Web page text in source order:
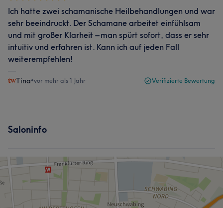
Ich hatte zwei schamanische Heilbehandlungen und war
sehr beeindruckt. Der Schamane arbeitet einfühlsam
und mit großer Klarheit – man spürt sofort, dass er sehr
intuitiv und erfahren ist. Kann ich auf jeden Fall
weiterempfehlen!
Tina•vor mehr als 1 Jahr Verifizierte Bewertung
Saloninfo